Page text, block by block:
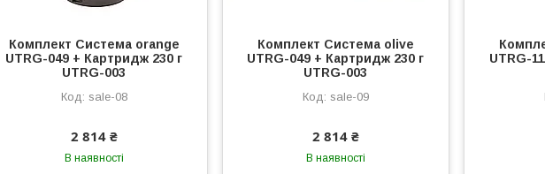
Комплект Система orange
UTRG-049 + Картридж 230 г
UTRG-003
sale-08
2 814 ₴
В наявності
Комплект Система olive
UTRG-049 + Картридж 230 г
UTRG-003
sale-09
2 814 ₴
В наявності
UTRG-